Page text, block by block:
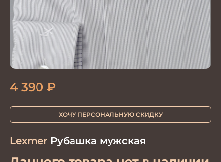
Lexmer Рубашка мужская
4 390 ₽
ХОЧУ ПЕРСОНАЛЬНУЮ СКИДКУ